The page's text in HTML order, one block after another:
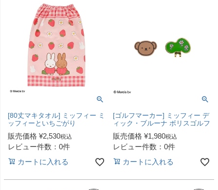
[80丈マキタオル] ミッフィー ミ
ッフィーといちごがり
販売価格 ¥2,530税込
レビュー件数：0件
カートに入れる
[ゴルフマーカー] ミッフィー デ
ィック・ブルーナ ボリスゴルフ
販売価格 ¥1,980税込
レビュー件数：0件
カートに入れる